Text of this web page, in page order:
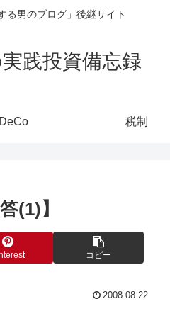
る男のブログ」後継サイト
践投資備忘録
税制
(1)】
コピー
2008.08.22